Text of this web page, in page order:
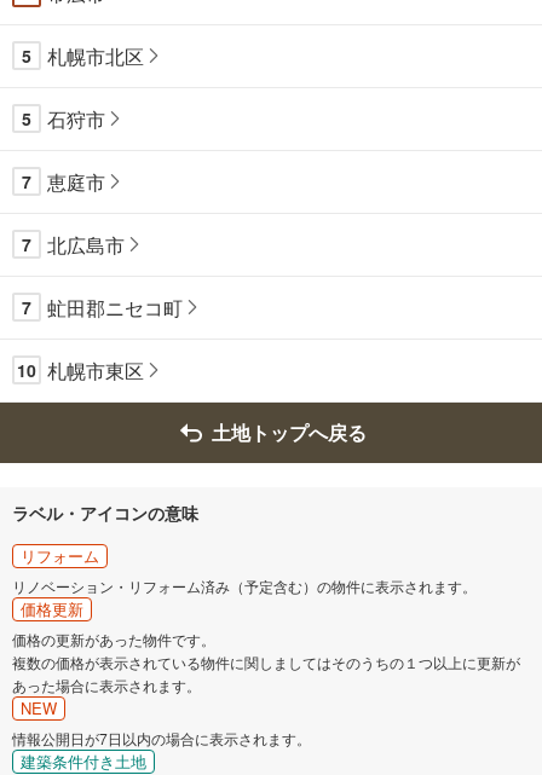
5 札幌市北区
5 石狩市
7 恵庭市
7 北広島市
7 虻田郡ニセコ町
10 札幌市東区
土地トップへ戻る
ラベル・アイコンの意味
リフォーム
リノベーション・リフォーム済み（予定含む）の物件に表示されます。
価格更新
価格の更新があった物件です。
複数の価格が表示されている物件に関しましてはそのうちの１つ以上に更新が
あった場合に表示されます。
NEW
情報公開日が7日以内の場合に表示されます。
建築条件付き土地